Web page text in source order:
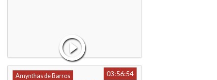
Amynthas de Barros
03:56:54